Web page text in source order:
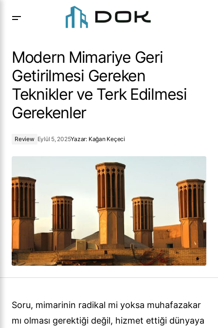
Terk Edilmesi Gerekenler
Modern Mimariye Geri
Getirilmesi Gereken
Teknikler ve Terk Edilmesi
Gerekenler
Review Eylül 5, 2025Yazar: Kağan Keçeci
Soru, mimarinin radikal mi yoksa muhafazakar
mı olması gerektiği değil, hizmet ettiği dünyaya